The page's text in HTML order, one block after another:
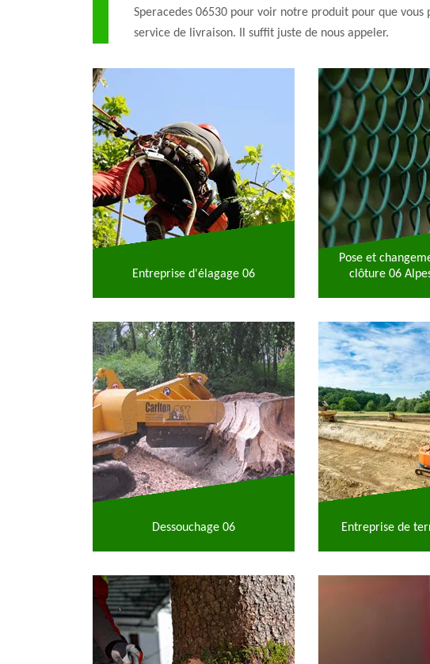
Speracedes 06530 pour voir notre produit pour que
service de livraison. Il suffit juste de nous appeler.
Entreprise d'élagage 06
Pose et
clôture 06
Dessouchage 06 Entreprise de